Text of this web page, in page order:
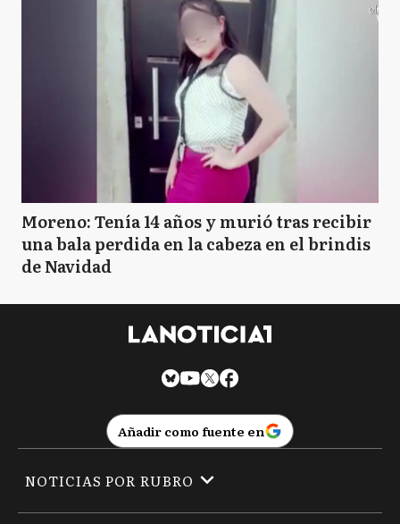
Moreno: Tenía 14 años y murió tras recibir
una bala perdida en la cabeza en el brindis
de Navidad
Añadir como fuente en
NOTICIAS POR RUBRO